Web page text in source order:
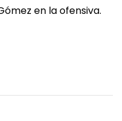
en la ofensiva.